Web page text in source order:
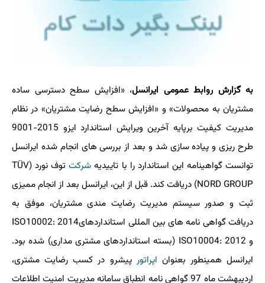
به گزارش روابط عمومی ایرانسل، «افزایش سطح دسترسی ساده
مشتریان به محصولات» و «افزایش سطح رضایت مشتریان» در نظام
مدیریت كیفیت برپایه آخرین ویرایش استاندارد ایزو 2015-9001
طرح ریزی و پیاده سازی شد و بعد از بررسی های انجام شده ایرانسل
توانست گواهینامه این استاندارد را با تاییدیه شركت
توف نورد (TÜV
NORD GROUP) دریافت كند. قبل از این، ایرانسل بعد از انجام ممیزی
ثبت و صدور سیستم مدیریت رضایت مندی مشتریان، موفق به
دریافت گواهی نامه های بین المللی استانداردهایISO10002: 2014
و ISO10004: 2012 (بسته استانداردهای مشتری مداری) شده بود.
ایرانسل همینطور بعنوان اپراتور پیشرو در كسب رضایت مشتری،
اردیبهشت ماه 97 گواهی نامه انطباق سامانه مدیریت امنیت اطلاعات